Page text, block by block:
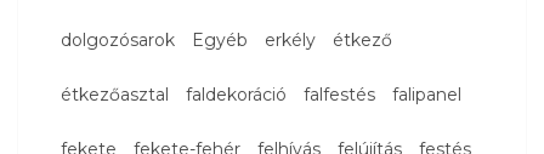
dolgozósarok Egyéb erkély étkező
étkezőasztal faldekoráció falfestés falipanel
fekete fekete-fehér felhívás felújítás festés